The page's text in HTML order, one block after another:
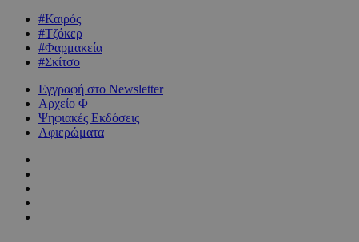
#Καιρός
#Τζόκερ
#Φαρμακεία
#Σκίτσο
Εγγραφή στο Newsletter
Αρχείο Φ
Ψηφιακές Εκδόσεις
Αφιερώματα